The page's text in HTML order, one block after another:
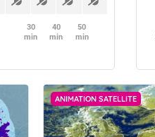
30
min
40
min
50
min
ANIMATION SATELLITE